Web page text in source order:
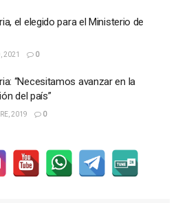
el elegido para el Ministerio de
2021 0
“Necesitamos avanzar en la
del país”
2019 0